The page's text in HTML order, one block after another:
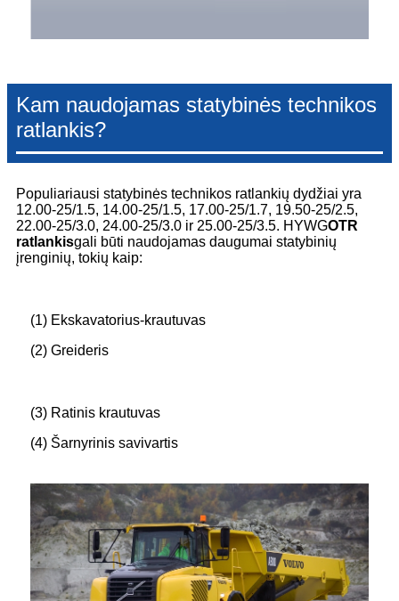
Kam naudojamas statybinės technikos
ratlankis?
Populiariausi statybinės technikos ratlankių dydžiai yra
12.00-25/1.5, 14.00-25/1.5, 17.00-25/1.7, 19.50-25/2.5,
22.00-25/3.0, 24.00-25/3.0 ir 25.00-25/3.5. HYWGOTR
ratlankisgali būti naudojamas daugumai statybinių
įrenginių, tokių kaip:
(1) Ekskavatorius-krautuvas
(2) Greideris
(3) Ratinis krautuvas
(4) Šarnyrinis savivartis